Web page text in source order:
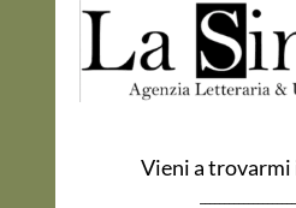
Vieni a trovarmi